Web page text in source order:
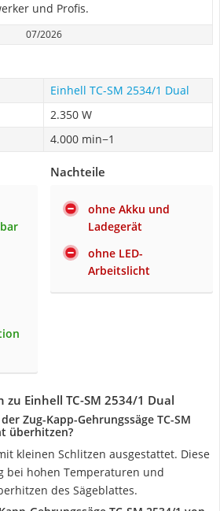
und Profis.
07/2026
Einhell TC-SM 2534/1 Dual
2.350 W
4.000 min−1
Nachteile
ohne Akku und
Ladegerät
ohne LED-
Arbeitslicht
Einhell TC-SM 2534/1 Dual
Zug-Kapp-Gehrungssäge TC-SM
überhitzen?
kleinen Schlitzen ausgestattet. Diese
bei hohen Temperaturen und
des Sägeblattes.